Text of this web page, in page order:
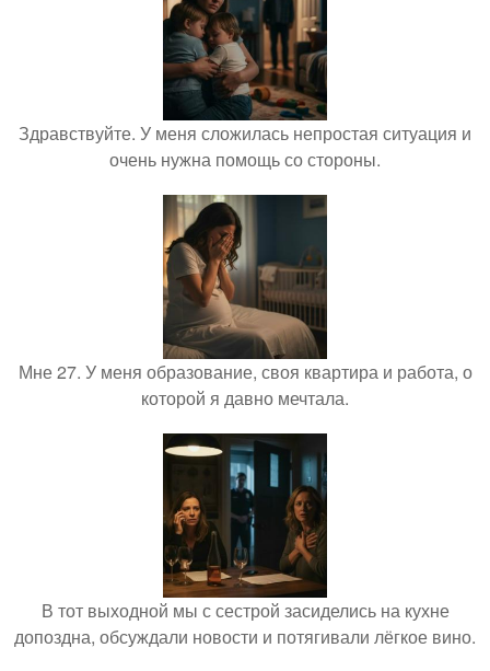
Здравствуйте. У меня сложилась непростая ситуация и
очень нужна помощь со стороны.
Мне 27. У меня образование, своя квартира и работа, о
которой я давно мечтала.
В тот выходной мы с сестрой засиделись на кухне
допоздна, обсуждали новости и потягивали лёгкое вино.